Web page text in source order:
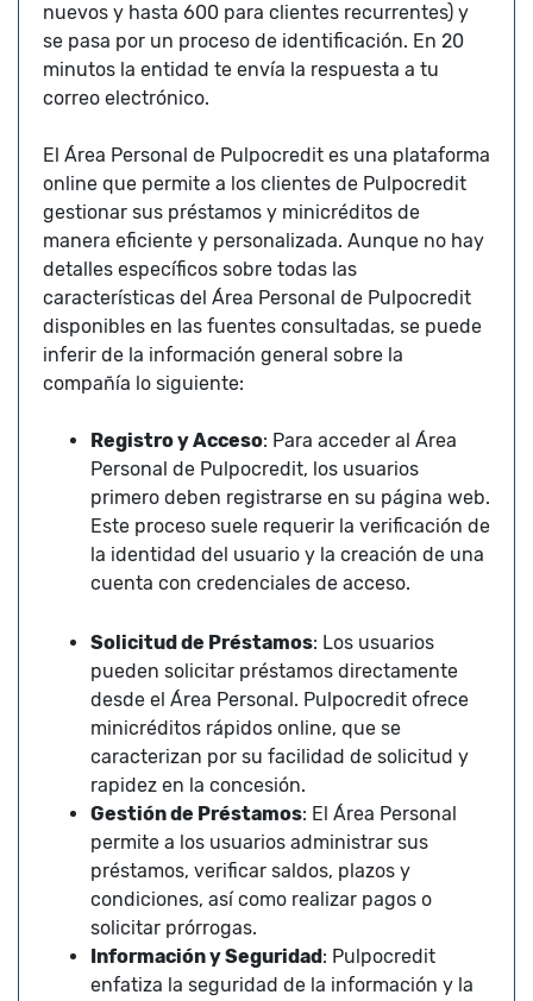
nuevos y hasta 600 para clientes recurrentes) y
se pasa por un proceso de identificación. En 20
minutos la entidad te envía la respuesta a tu
correo electrónico.
El Área Personal de Pulpocredit es una plataforma
online que permite a los clientes de Pulpocredit
gestionar sus préstamos y minicréditos de
manera eficiente y personalizada. Aunque no hay
detalles específicos sobre todas las
características del Área Personal de Pulpocredit
disponibles en las fuentes consultadas, se puede
inferir de la información general sobre la
compañía lo siguiente:
Registro y Acceso: Para acceder al Área
Personal de Pulpocredit, los usuarios
primero deben registrarse en su página web.
Este proceso suele requerir la verificación de
la identidad del usuario y la creación de una
cuenta con credenciales de acceso.
Solicitud de Préstamos: Los usuarios
pueden solicitar préstamos directamente
desde el Área Personal. Pulpocredit ofrece
minicréditos rápidos online, que se
caracterizan por su facilidad de solicitud y
rapidez en la concesión.
Gestión de Préstamos: El Área Personal
permite a los usuarios administrar sus
préstamos, verificar saldos, plazos y
condiciones, así como realizar pagos o
solicitar prórrogas.
Información y Seguridad : Pulpocredit
enfatiza la seguridad de la información y la